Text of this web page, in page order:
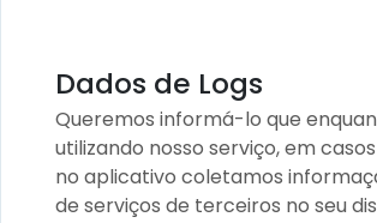
Dados de Logs
Queremos informá-lo que
utilizando nosso serviço, em
no aplicativo coletamos
de serviços de terceiros no seu